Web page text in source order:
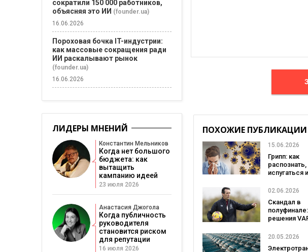
ПОХОЖИЕ ПУБЛИКАЦИИ
15.06.2026
Грипп: как
распознать,
испугаться и
02.06.2026
Скандал в
решения
Лиги Европы
20.05.2026
сократили 150 000 работников,
объясняя это ИИ (founder.ua)
16.06.2026
Пороховая бочка IT-индустрии:
как массовые сокращения ради
ИИ раскалывают рынок
(founder.ua)
16.06.2026
ЛИДЕРЫ МНЕНИЙ
Константин Мельников
Когда нет большого
бюджета: как
вытащить
кампанию идеей
23 июля 2026
Анастасия Джогола
Когда публичность
руководителя
становится риском
для репутации
16 июля 2026